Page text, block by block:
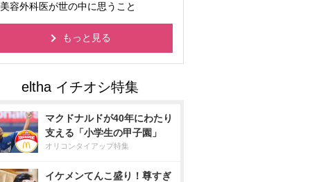
美容外科医が世の中に思うこと
もっと見る
マクドナルドが40年にわたり
支える「小学生の甲子園」
オリコンタイアップ特集
イケメンてんこ盛り！尊すぎ